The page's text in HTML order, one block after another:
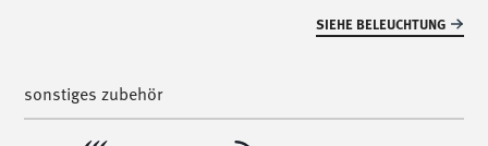
SIEHE BELEUCHTUNG
sonstiges zubehör